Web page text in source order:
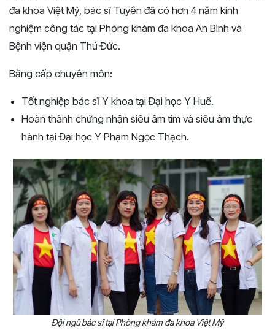
đa khoa Việt Mỹ, bác sĩ Tuyên đã có hơn 4 năm kinh
nghiệm công tác tại Phòng khám đa khoa An Bình và
Bệnh viện quận Thủ Đức.
Bằng cấp chuyên môn:
Tốt nghiệp bác sĩ Y khoa tại Đại học Y Huế.
Hoàn thành chứng nhận siêu âm tim và siêu âm thực
hành tại Đại học Y Phạm Ngọc Thạch.
Đội ngũ bác sĩ tại Phòng khám đa khoa Việt Mỹ